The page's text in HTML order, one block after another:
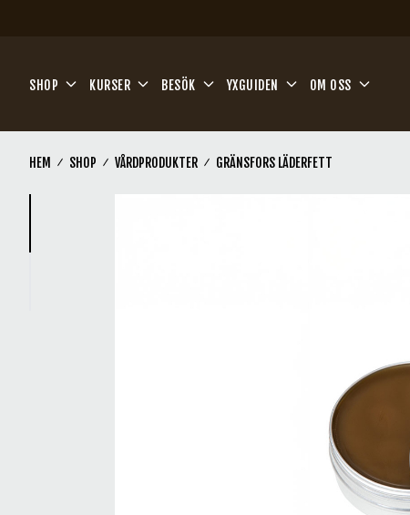
SHOP KURSER BESÖK YXGUIDEN OM OSS
HEM SHOP VÅRDPRODUKTER GRÄNSFORS LÄDERFETT